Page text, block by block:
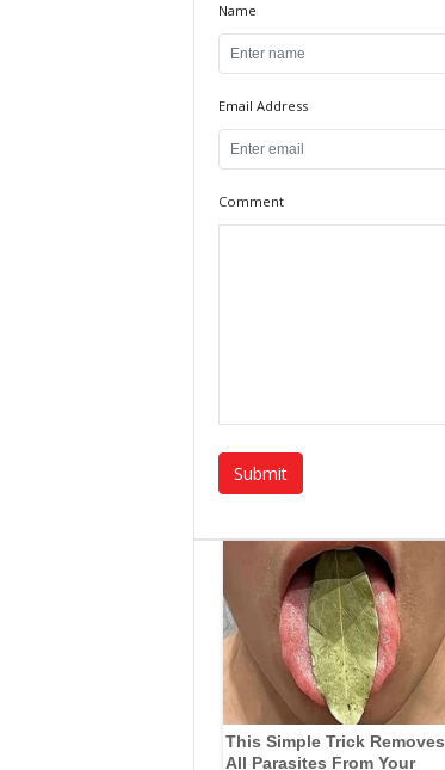
Name
Email Address
Comment
This Simple Trick Removes
All Parasites From Your